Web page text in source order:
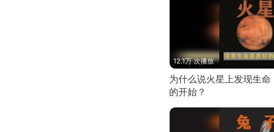
12.1万 次播放
为什么说火星上发现生
的开始？